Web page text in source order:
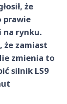
że
prawie
na rynku.
że zamiast
zmienia to
silnik LS9